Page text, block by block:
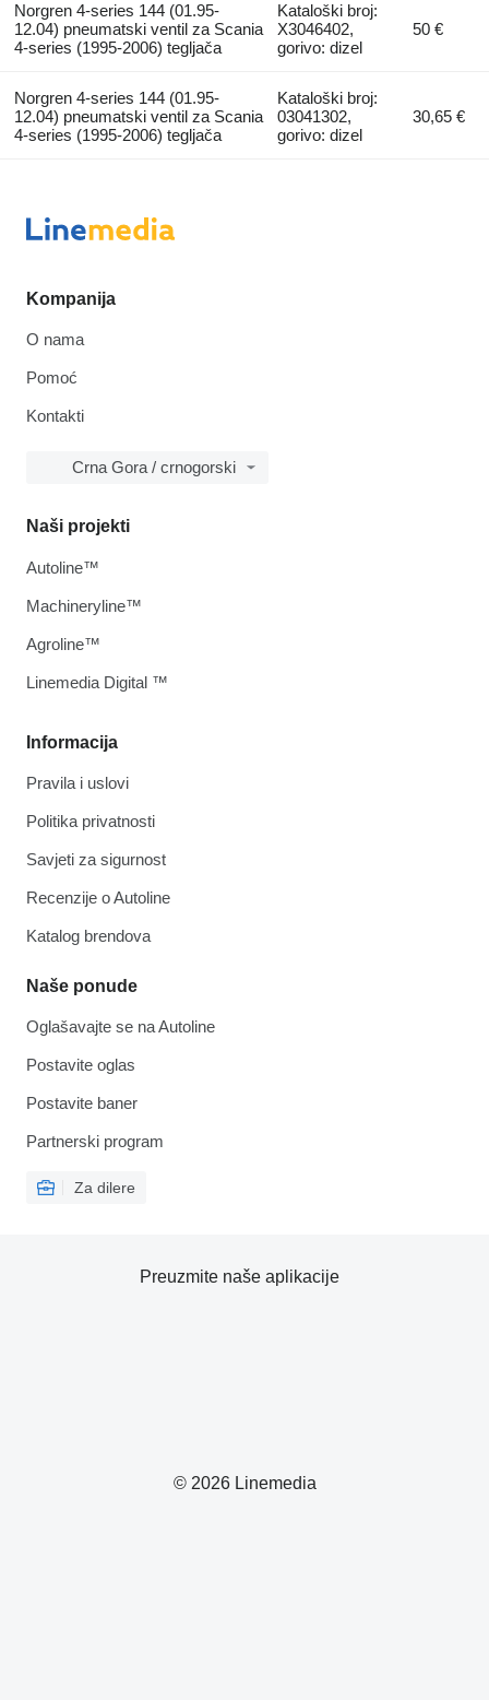
Norgren 4-series 144 (01.95-
12.04) pneumatski ventil za Scania
4-series (1995-2006) tegljača
Kataloški broj:
X3046402,
gorivo: dizel
50 €
Norgren 4-series 144 (01.95-
12.04) pneumatski ventil za Scania
4-series (1995-2006) tegljača
Kataloški broj:
03041302,
gorivo: dizel
30,65 €
Kompanija
O nama
Pomoć
Kontakti
Crna Gora / crnogorski
Informacija
Pravila i uslovi
Politika privatnosti
Savjeti za sigurnost
Recenzije o Autoline
Katalog brendova
Naše ponude
Oglašavajte se na Autoline
Postavite oglas
Postavite baner
Partnerski program
Za dilere
Naši projekti
Autoline™
Machineryline™
Agroline™
Linemedia Digital ™
© 2026 Linemedia
Preuzmite naše aplikacije